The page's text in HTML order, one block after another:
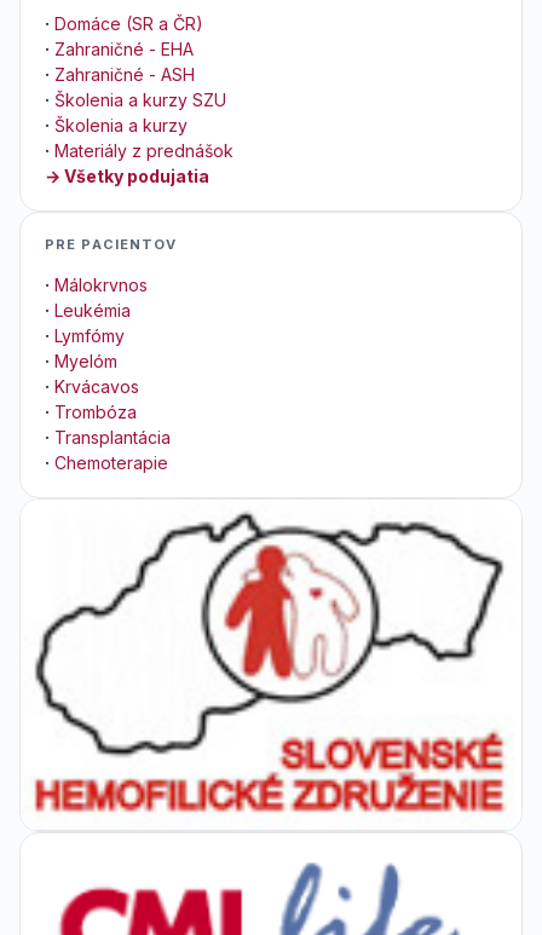
· Domáce (SR a ČR)
· Zahraničné - EHA
· Zahraničné - ASH
· Školenia a kurzy SZU
· Školenia a kurzy
· Materiály z prednášok
→ Všetky podujatia
PRE PACIENTOV
· Málokrvnos
· Leukémia
· Lymfómy
· Myelóm
· Krvácavos
· Trombóza
· Transplantácia
· Chemoterapie